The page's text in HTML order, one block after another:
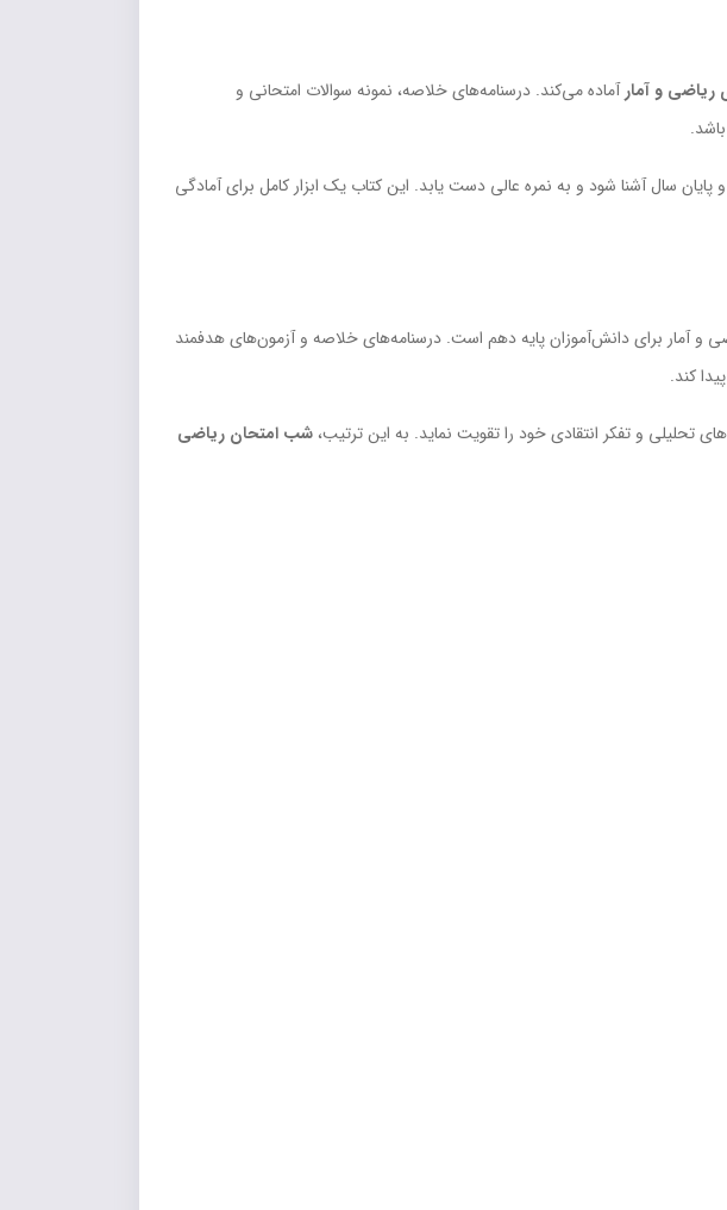
ریاضی و آمارآماده می‌کند. درسنامه‌های خلاصه، نمونه سوالات امتحانی و
سال آشنا شود و به نمره عالی دست یابد. این کتاب یک ابزار کامل برای آمادگی
و آمار برای دانش‌آموزان پایه دهم است. درسنامه‌های خلاصه و آزمون‌های هدفمند
کند.
و تفکر انتقادی خود را تقویت نماید. به این ترتیب، شب امتحان ریاضی